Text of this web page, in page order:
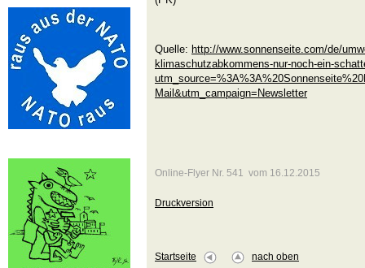
Quelle: http://www.sonnenseite.com/de/
klimaschutzabkommens-nur-noch-ein-
Mail&utm_campaign=Newsletter
Online-Flyer Nr. 541 vom 16.12.2015
Druckversion
Startseite nach oben